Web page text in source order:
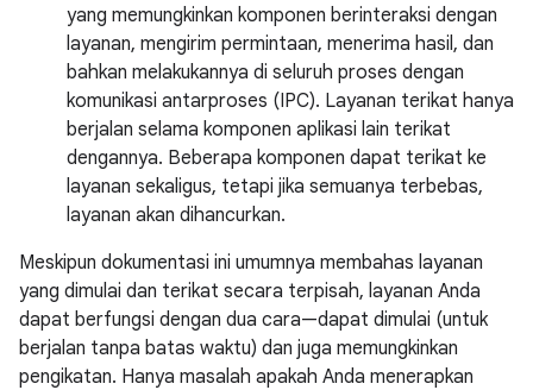
yang memungkinkan komponen berinteraksi dengan
layanan, mengirim permintaan, menerima hasil, dan
bahkan melakukannya di seluruh proses dengan
komunikasi antarproses (IPC). Layanan terikat hanya
berjalan selama komponen aplikasi lain terikat
dengannya. Beberapa komponen dapat terikat ke
layanan sekaligus, tetapi jika semuanya terbebas,
layanan akan dihancurkan.
Meskipun dokumentasi ini umumnya membahas layanan
yang dimulai dan terikat secara terpisah, layanan Anda
dapat berfungsi dengan dua cara—dapat dimulai (untuk
berjalan tanpa batas waktu) dan juga memungkinkan
pengikatan. Hanya masalah apakah Anda menerapkan